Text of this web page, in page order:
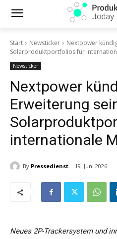
Start Newsticker
Nextpower
Solarproduktportfolios für
Newsticker
Nextpower
Erweiterung
internationale
By Pressedienst 19. Juni 2026
Neues 2P-Trackersystem und